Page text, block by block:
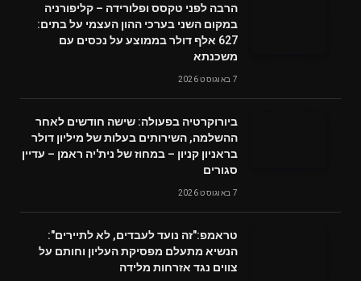
הרבה לפני טקסס ופלורידה – קליפורניה
במקום השני בערכי ההון העצמי על בתים:
627 אלף דולר בממוצע על נכסים עם
משכנתא
7 באוגוסט 2026
ביורוקרטיה בפעולה: שישה חודשים לאחר
ההשלמה, השירותים בעלות של מיליון דולר
בראניון קניון – במחוז של נית'יה ראמן – עדיין
סגורים
7 באוגוסט 2026
טראמפ:"זה נועד לעבדים, לא לתיירים":
הנשיא מתעלם מפסיקת העליון וחותם על
צווים נגד אזרחות מלידה